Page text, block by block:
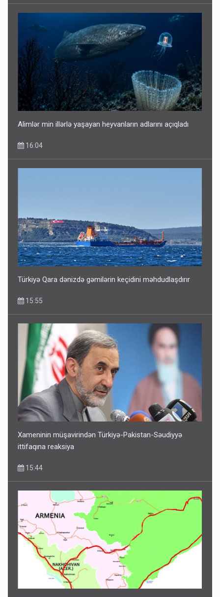
Alimlər min illərlə yaşayan heyvanların adlarını açıqladı
16:04
Türkiyə Qara dənizdə gəmilərin keçidini məhdudlaşdırır
15:55
Xameninin müşavirindən Türkiyə-Pakistan-Səudiyyə
ittifaqına reaksiya
15:44